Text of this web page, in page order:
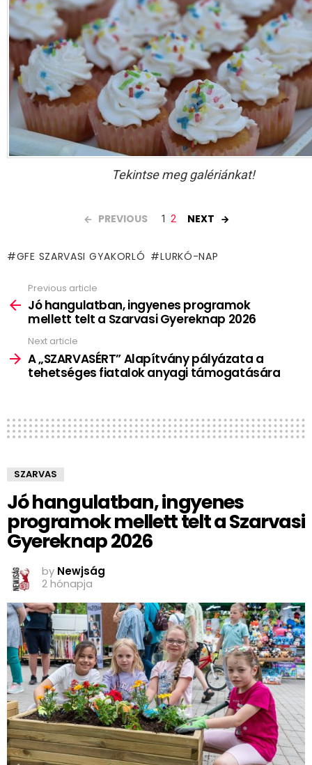
Tekintse meg galériánkat!
PREVIOUS 1 2 NEXT
GFE SZARVASI GYAKORLÓ LURKÓ-NAP
more
Previous article
Jó hangulatban, ingyenes programok
mellett telt a Szarvasi Gyereknap 2026
Next article
A „SZARVASÉRT” Alapítvány pályázata a
tehetséges fiatalok anyagi támogatására
SZARVAS
Jó hangulatban, ingyenes
programok mellett telt a Szarvasi
Gyereknap 2026
by Newjság
2 hónapja